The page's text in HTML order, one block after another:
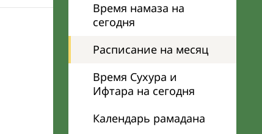
Время намаза на
сегодня
Расписание на месяц
Время Сухура и
Ифтара на сегодня
Календарь рамадана